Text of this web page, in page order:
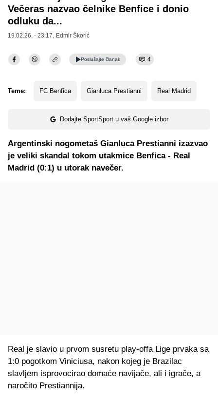
Večeras nazvao čelnike Benfice i donio
odluku da...
19.02.26. - 23:17, Edmir Škorić
Poslušajte članak 4
Teme: FC Benfica Gianluca Prestianni Real Madrid
Dodajte SportSport u vaš Google izbor
Argentinski nogometaš Gianluca Prestianni izazvao
je veliki skandal tokom utakmice Benfica - Real
Madrid (0:1) u utorak navečer.
Real je slavio u prvom susretu play-offa Lige prvaka sa
1:0 pogotkom Viniciusa, nakon kojeg je Brazilac
slavljem isprovocirao domaće navijače, ali i igrače, a
naročito Prestiannija.